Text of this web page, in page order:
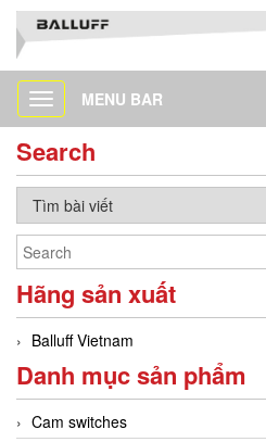
Toggle
navigation
MENU BAR
Search
Hãng sản xuất
Balluff Vietnam
Danh mục sản phẩm
Cam switches